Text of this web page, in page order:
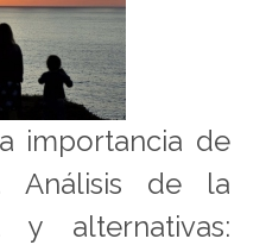
importancia de
Análisis de la
y alternativas: